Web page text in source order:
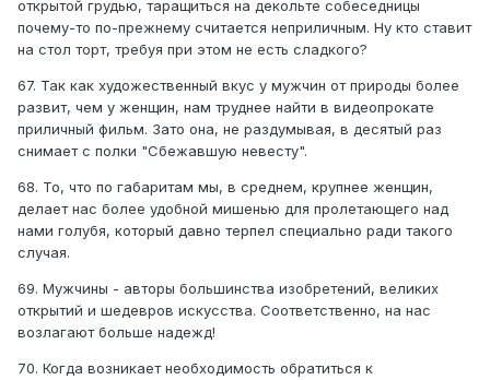
открытой грудью, таращиться на декольте собеседницы
почему-то по-прежнему считается неприличным. Ну кто ставит
на стол торт, требуя при этом не есть сладкого?
67. Так как художественный вкус у мужчин от природы более
развит, чем у женщин, нам труднее найти в видеопрокате
приличный фильм. Зато она, не раздумывая, в десятый раз
снимает с полки "Сбежавшую невесту".
68. То, что по габаритам мы, в среднем, крупнее женщин,
делает нас более удобной мишенью для пролетающего над
нами голубя, который давно терпел специально ради такого
случая.
69. Мужчины - авторы большинства изобретений, великих
открытий и шедевров искусства. Соответственно, на нас
возлагают больше надежд!
70. Когда возникает необходимость обратиться к